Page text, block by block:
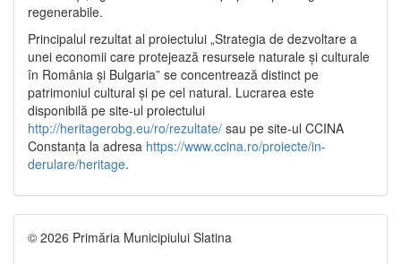
regenerabile.
Principalul rezultat al proiectului „Strategia de dezvoltare a
unei economii care protejează resursele naturale și culturale
în România și Bulgaria” se concentrează distinct pe
patrimoniul cultural și pe cel natural. Lucrarea este
disponibilă pe site-ul proiectului
http://heritagerobg.eu/ro/rezultate/ sau pe site-ul CCINA
Constanța la adresa https://www.ccina.ro/proiecte/in-
derulare/heritage.
© 2026 Primăria Municipiului Slatina